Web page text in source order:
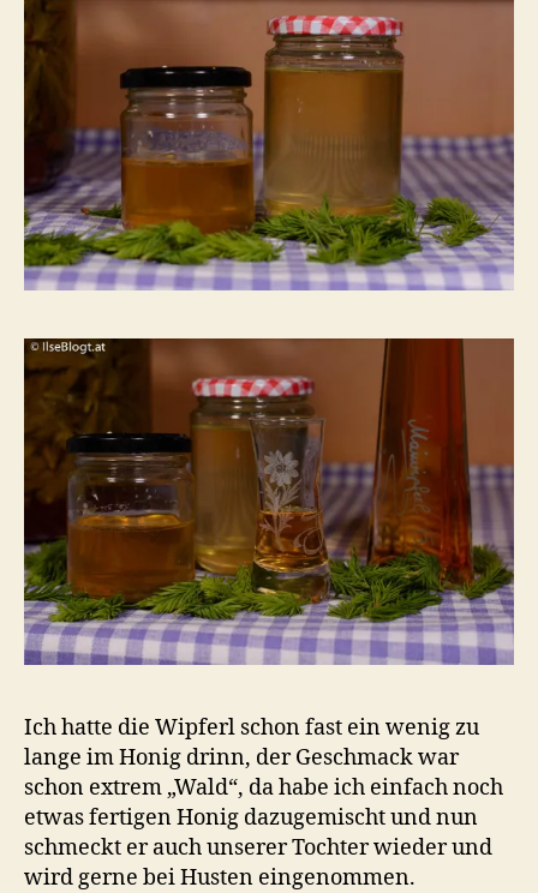
Ich hatte die Wipferl schon fast ein wenig zu
lange im Honig drinn, der Geschmack war
schon extrem „Wald“, da habe ich einfach noch
etwas fertigen Honig dazugemischt und nun
schmeckt er auch unserer Tochter wieder und
wird gerne bei Husten eingenommen.